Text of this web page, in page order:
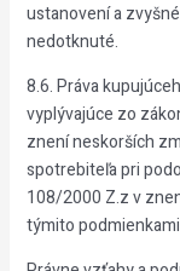
ustanovení a
nedotknuté.
8.6. Práva
vyplývajúce zo
znení neskorších
spotrebiteľa pri
108/2000 Z.z v
týmito